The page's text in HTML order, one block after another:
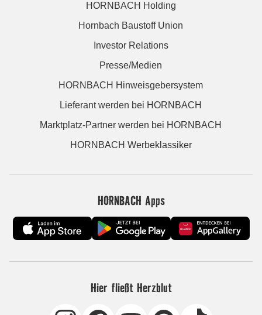
HORNBACH Holding
Hornbach Baustoff Union
Investor Relations
Presse/Medien
HORNBACH Hinweisgebersystem
Lieferant werden bei HORNBACH
Marktplatz-Partner werden bei HORNBACH
HORNBACH Werbeklassiker
HORNBACH Apps
Hier fließt Herzblut